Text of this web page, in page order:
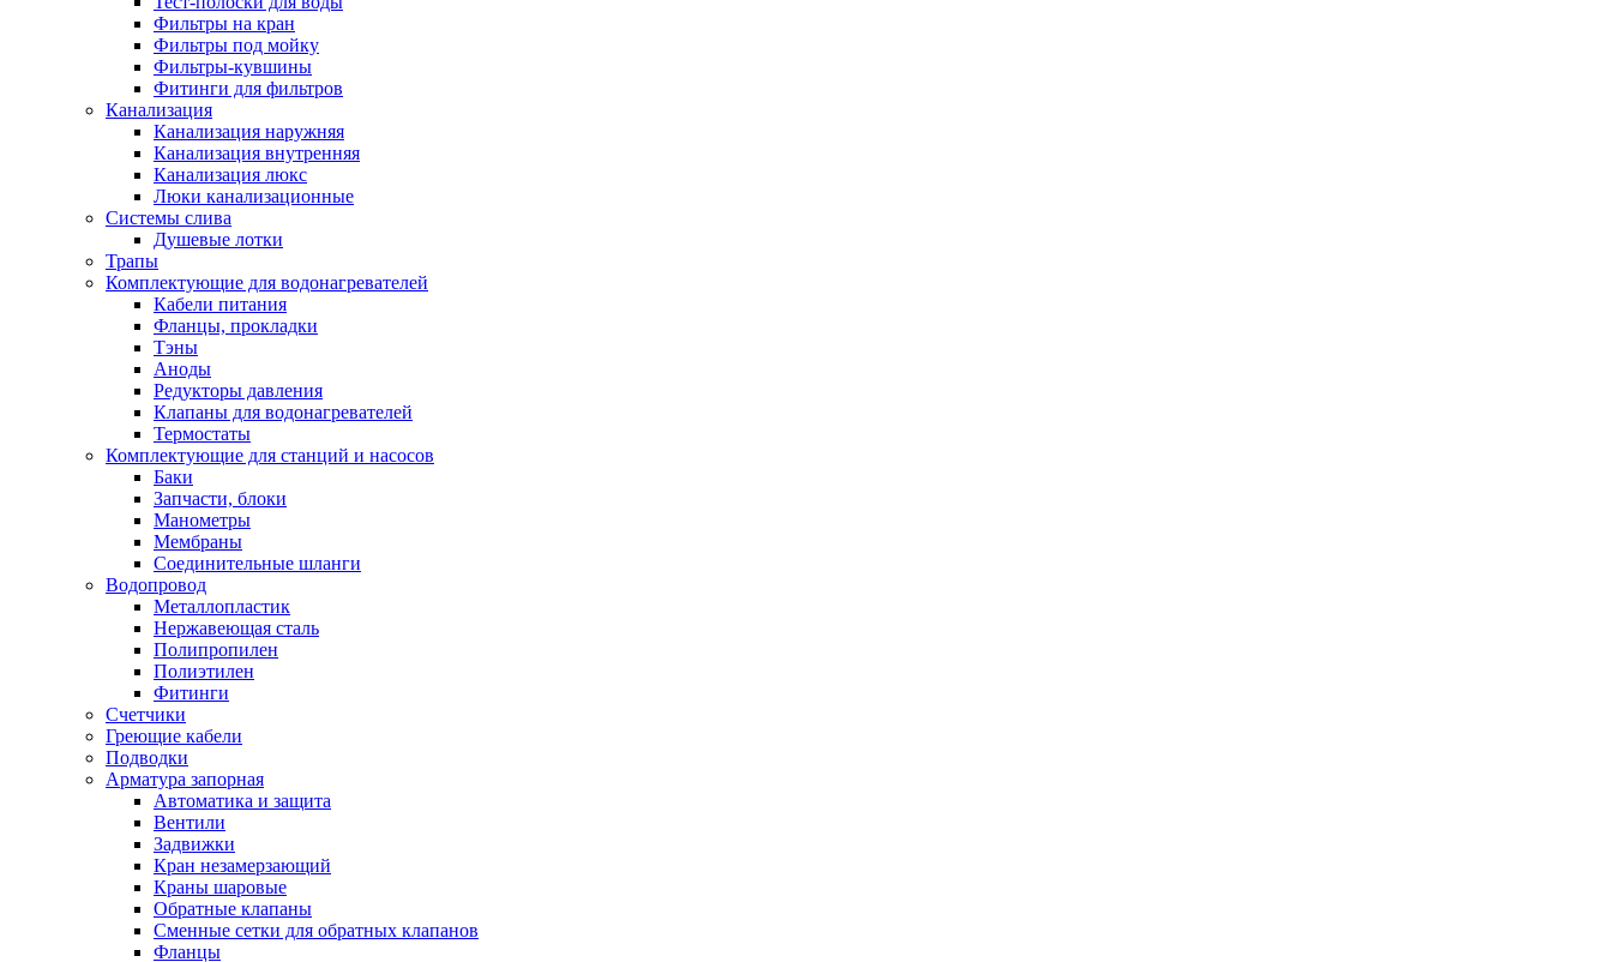
Фильтры на кран
Фильтры под мойку
Фильтры-кувшины
Фитинги для фильтров
Канализация
Канализация наружняя
Канализация внутренняя
Канализация люкс
Люки канализационные
Системы слива
Душевые лотки
Трапы
Комплектующие для водонагревателей
Кабели питания
Фланцы, прокладки
Тэны
Аноды
Редукторы давления
Клапаны для водонагревателей
Термостаты
Комплектующие для станций и насосов
Баки
Запчасти, блоки
Манометры
Мембраны
Соединительные шланги
Водопровод
Металлопластик
Нержавеющая сталь
Полипропилен
Полиэтилен
Фитинги
Счетчики
Греющие кабели
Подводки
Арматура запорная
Автоматика и защита
Вентили
Задвижки
Кран незамерзающий
Краны шаровые
Обратные клапаны
Сменные сетки для обратных клапанов
Фланцы